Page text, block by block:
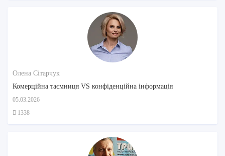
Олена Сітарчук
Комерційна таємниця VS конфіденційна інформація
05.03.2026
1338